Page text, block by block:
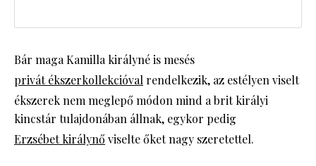
Bár maga Kamilla királyné is mesés
privát ékszerkollekcióval rendelkezik, az estélyen viselt
ékszerek nem meglepő módon mind a brit királyi
kincstár tulajdonában állnak, egykor pedig
Erzsébet királynő viselte őket nagy szeretettel.